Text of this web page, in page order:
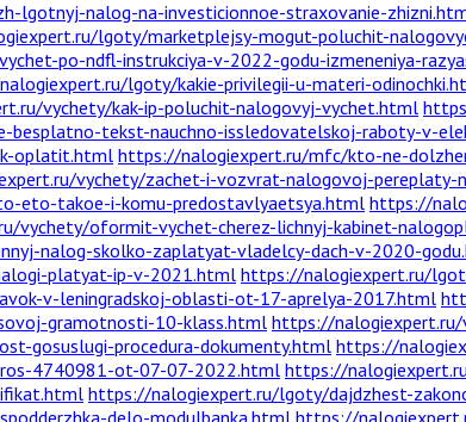
lgotnyj-nalog-na-investicionnoe-straxovanie-
lgoty/marketplejsy-mogut-poluchit-
po-ndfl-instrukciya-v-2022-godu-izmeneniya-
lgoty/kakie-privilegii-u-materi-
vychety/kak-ip-poluchit-nalogovyj-vychet.html
tekst-nauchno-issledovatelskoj-raboty-v-
oplatit.html https://nalogiexpert.ru/mfc/kto-ne-
vychety/zachet-i-vozvrat-nalogovoj-pereplaty-
eto-takoe-i-komu-predostavlyaetsya.html https://
vychety/oformit-vychet-cherez-lichnyj-kabinet-
nalog-skolko-zaplatyat-vladelcy-dach-v-2020-
platyat-ip-v-2021.htmlhttps://nalogiexpert.ru/
v-leningradskoj-oblasti-ot-17-aprelya-2017.html
gramotnosti-10-klass.html https://nalogiexpert.ru/
gosuslugi-procedura-dokumenty.html https://
4740981-ot-07-07-2022.html https://
https://nalogiexpert.ru/lgoty/dajdzhest-
delo-modulbanka.html https://